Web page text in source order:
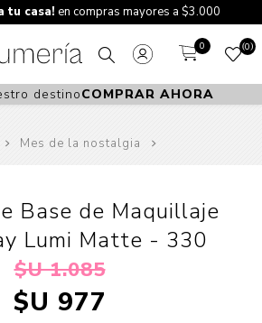
tu casa! en compras mayores a $3.000
0 0
destinoCOMPRAR AHORA
Mes de la nostalgia
Base de Maquillaje
Lumi Matte - 330
$U 1.085
$U 977